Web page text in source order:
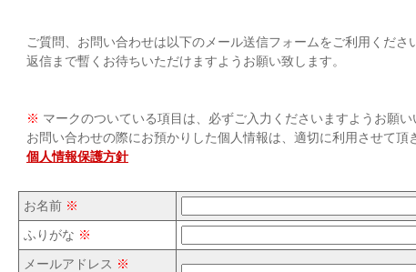
ご質問、お問い合わせは以下のメール送信フォームをご利用くださ
返信まで暫くお待ちいただけますようお願い致します。
※ マークのついている項目は、必ずご入力くださいますようお願
お問い合わせの際にお預かりした個人情報は、適切に利用させて頂
個人情報保護方針
お名前 ※
ふりがな ※
メールアドレス ※